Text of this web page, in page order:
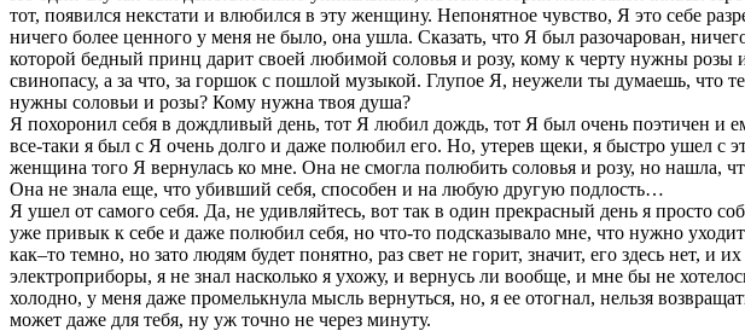
тот, появился некстати и влюбился в эту женщину. Непонятное чувство, Я это себе
ничего более ценного у меня не было, она ушла. Сказать, что Я был разочарован,
которой бедный принц дарит своей любимой соловья и розу, кому к черту нужны
свинопасу, а за что, за горшок с пошлой музыкой. Глупое Я, неужели ты думаешь, что
нужны соловьи и розы? Кому нужна твоя душа?
Я похоронил себя в дождливый день, тот Я любил дождь, тот Я был очень поэтичен и
все-таки я был с Я очень долго и даже полюбил его. Но, утерев щеки, я быстро ушел с
женщина того Я вернулась ко мне. Она не смогла полюбить соловья и розу, но нашла,
Она не знала еще, что убивший себя, способен и на любую другую подлость…
Я ушел от самого себя. Да, не удивляйтесь, вот так в один прекрасный день я
уже привык к себе и даже полюбил себя, но что-то подсказывало мне, что нужно
как–то темно, но зато людям будет понятно, раз свет не горит, значит, его здесь нет,
электроприборы, я не знал насколько я ухожу, и вернусь ли вообще, и мне бы не
холодно, у меня даже промелькнула мысль вернуться, но, я ее отогнал, нельзя
может даже для тебя, ну уж точно не через минуту.